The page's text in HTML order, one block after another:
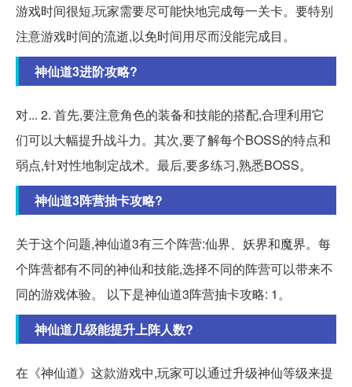
游戏时间很短,玩家需要尽可能快地完成每一关卡。要特别
注意游戏时间的流逝,以免时间用尽而没能完成目。
神仙道3进阶攻略?
对... 2. 首先,要注意角色的装备和技能的搭配,合理利用它
们可以大幅提升战斗力。其次,要了解每个BOSS的特点和
弱点,针对性地制定战术。最后,要多练习,熟悉BOSS。
神仙道3阵营抽卡攻略?
关于这个问题,神仙道3有三个阵营:仙界、妖界和魔界。每
个阵营都有不同的神仙和技能,选择不同的阵营可以带来不
同的游戏体验。 以下是神仙道3阵营抽卡攻略: 1。
神仙道几级能提升上阵人数?
在《神仙道》这款游戏中,玩家可以通过升级神仙等级来提